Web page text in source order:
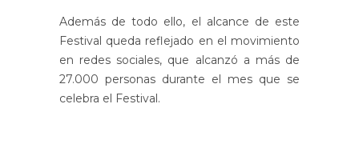
Además de todo ello, el alcance de este
Festival queda reflejado en el movimiento
en redes sociales, que alcanzó a más de
27.000 personas durante el mes que se
celebra el Festival.